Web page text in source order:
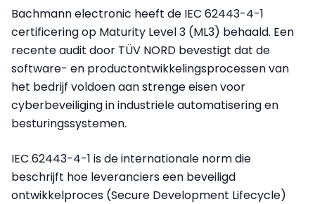
Bachmann electronic heeft de IEC 62443-4-1
certificering op Maturity Level 3 (ML3) behaald. Een
recente audit door TÜV NORD bevestigt dat de
software- en productontwikkelingsprocessen van
het bedrijf voldoen aan strenge eisen voor
cyberbeveiliging in industriële automatisering en
besturingssystemen.
IEC 62443-4-1 is de internationale norm die
beschrijft hoe leveranciers een beveiligd
ontwikkelproces (Secure Development Lifecycle)